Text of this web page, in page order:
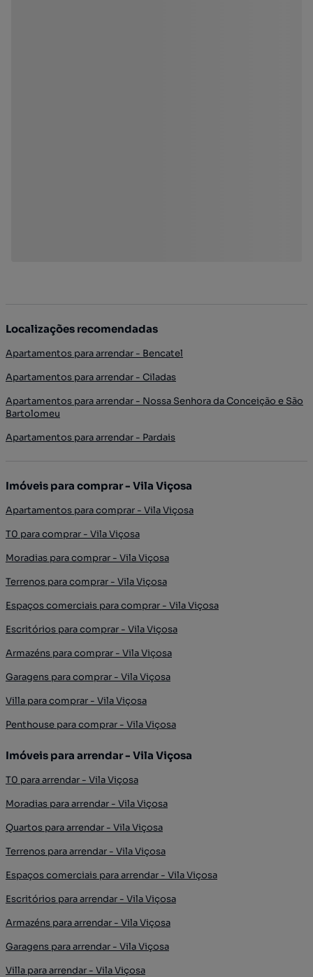
Localizações recomendadas
Apartamentos para arrendar - Bencatel
Apartamentos para arrendar - Ciladas
Apartamentos para arrendar - Nossa Senhora da Conceição e São
Bartolomeu
Apartamentos para arrendar - Pardais
Imóveis para comprar - Vila Viçosa
Apartamentos para comprar - Vila Viçosa
T0 para comprar - Vila Viçosa
Moradias para comprar - Vila Viçosa
Terrenos para comprar - Vila Viçosa
Espaços comerciais para comprar - Vila Viçosa
Escritórios para comprar - Vila Viçosa
Armazéns para comprar - Vila Viçosa
Garagens para comprar - Vila Viçosa
Villa para comprar - Vila Viçosa
Penthouse para comprar - Vila Viçosa
Imóveis para arrendar - Vila Viçosa
T0 para arrendar - Vila Viçosa
Moradias para arrendar - Vila Viçosa
Quartos para arrendar - Vila Viçosa
Terrenos para arrendar - Vila Viçosa
Espaços comerciais para arrendar - Vila Viçosa
Escritórios para arrendar - Vila Viçosa
Armazéns para arrendar - Vila Viçosa
Garagens para arrendar - Vila Viçosa
Villa para arrendar - Vila Viçosa